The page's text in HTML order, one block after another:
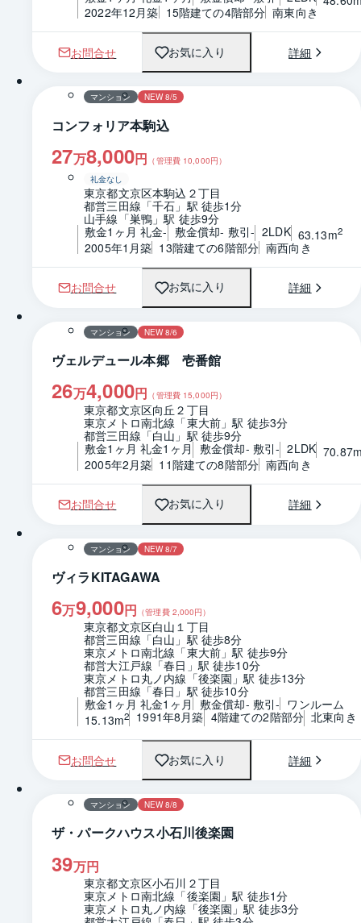
2022年12月築 15階建ての4階部分 南東向き
お問合せ お気に入り 詳細
1 / 0 間取り
マンション NEW 8/5
コンフォリア本駒込
27万8,000円 （管理費 10,000円）
礼金なし
東京都文京区本駒込２丁目
都営三田線「千石」駅 徒歩1分
山手線「巣鴨」駅 徒歩9分
敷金1ヶ月 礼金- 敷金償却- 敷引- 2LDK 63.13m2
2005年1月築 13階建ての6階部分 南西向き
お問合せ お気に入り 詳細
1 / 0 間取り
マンション NEW 8/6
ヴェルデュール本郷 壱番館
26万4,000円 （管理費 15,000円）
東京都文京区向丘２丁目
東京メトロ南北線「東大前」駅 徒歩3分
都営三田線「白山」駅 徒歩9分
敷金1ヶ月 礼金1ヶ月 敷金償却- 敷引- 2LDK
2005年2月築 11階建ての8階部分 南西向き
お問合せ お気に入り 詳細
1 / 0 間取り
マンション NEW 8/7
ヴィラKITAGAWA
6万9,000円 （管理費 2,000円）
東京都文京区白山１丁目
都営三田線「白山」駅 徒歩8分
東京メトロ南北線「東大前」駅 徒歩9分
都営大江戸線「春日」駅 徒歩10分
東京メトロ丸ノ内線「後楽園」駅 徒歩13分
都営三田線「春日」駅 徒歩10分
敷金1ヶ月 礼金1ヶ月 敷金償却- 敷引- ワンルーム
15.13m2 1991年8月築 4階建ての2階部分 北東向き
お問合せ お気に入り 詳細
1 / 0 間取り
マンション NEW 8/8
ザ・パークハウス小石川後楽園
39万円
東京都文京区小石川２丁目
東京メトロ南北線「後楽園」駅 徒歩1分
東京メトロ丸ノ内線「後楽園」駅 徒歩3分